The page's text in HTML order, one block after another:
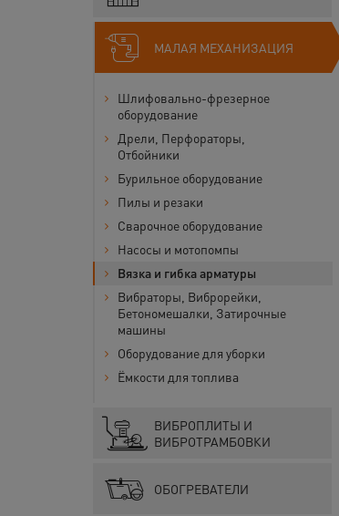
МАЛАЯ МЕХАНИЗАЦИЯ
Шлифовально-фрезерное
оборудование
Дрели, Перфораторы,
Отбойники
Бурильное оборудование
Пилы и резаки
Сварочное оборудование
Насосы и мотопомпы
Вязка и гибка арматуры
Вибраторы, Виброрейки,
Бетономешалки, Затирочные
машины
Оборудование для уборки
Ёмкости для топлива
ВИБРОПЛИТЫ И
ВИБРОТРАМБОВКИ
ОБОГРЕВАТЕЛИ